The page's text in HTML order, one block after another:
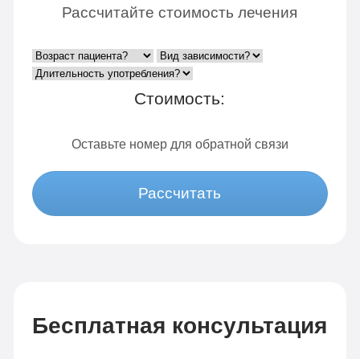
Рассчитайте стоимость лечения
Стоимость:
Оставьте номер для обратной связи
Рассчитать
Бесплатная консультация